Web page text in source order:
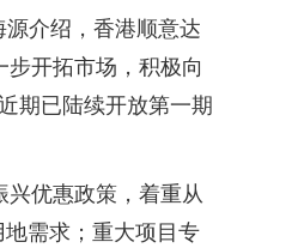
介绍，香港顺意达
开拓市场，积极向
期已陆续开放第一期
优惠政策，着重从
需求；重大项目专